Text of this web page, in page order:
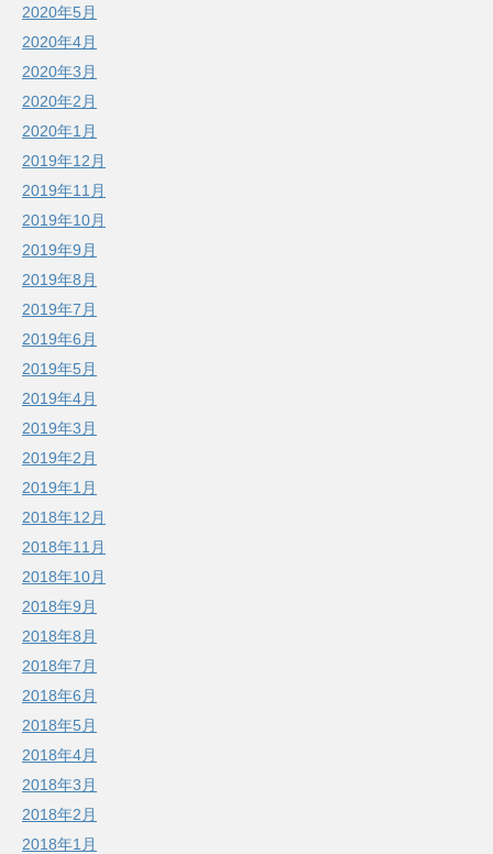
2020年5月
2020年4月
2020年3月
2020年2月
2020年1月
2019年12月
2019年11月
2019年10月
2019年9月
2019年8月
2019年7月
2019年6月
2019年5月
2019年4月
2019年3月
2019年2月
2019年1月
2018年12月
2018年11月
2018年10月
2018年9月
2018年8月
2018年7月
2018年6月
2018年5月
2018年4月
2018年3月
2018年2月
2018年1月